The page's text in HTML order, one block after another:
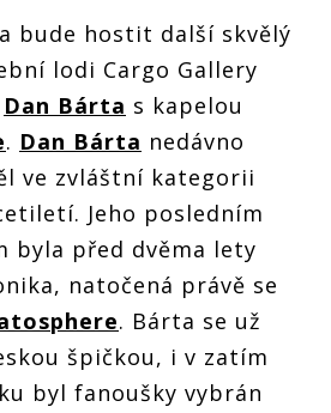
bude hostit další skvělý
lodi Cargo Gallery
Dan Bárta s kapelou
. Dan Bárta nedávno
ve zvláštní kategorii
Jeho posledním
byla před dvěma lety
natočená právě se
. Bárta se už
špičkou, i v zatím
byl fanoušky vybrán